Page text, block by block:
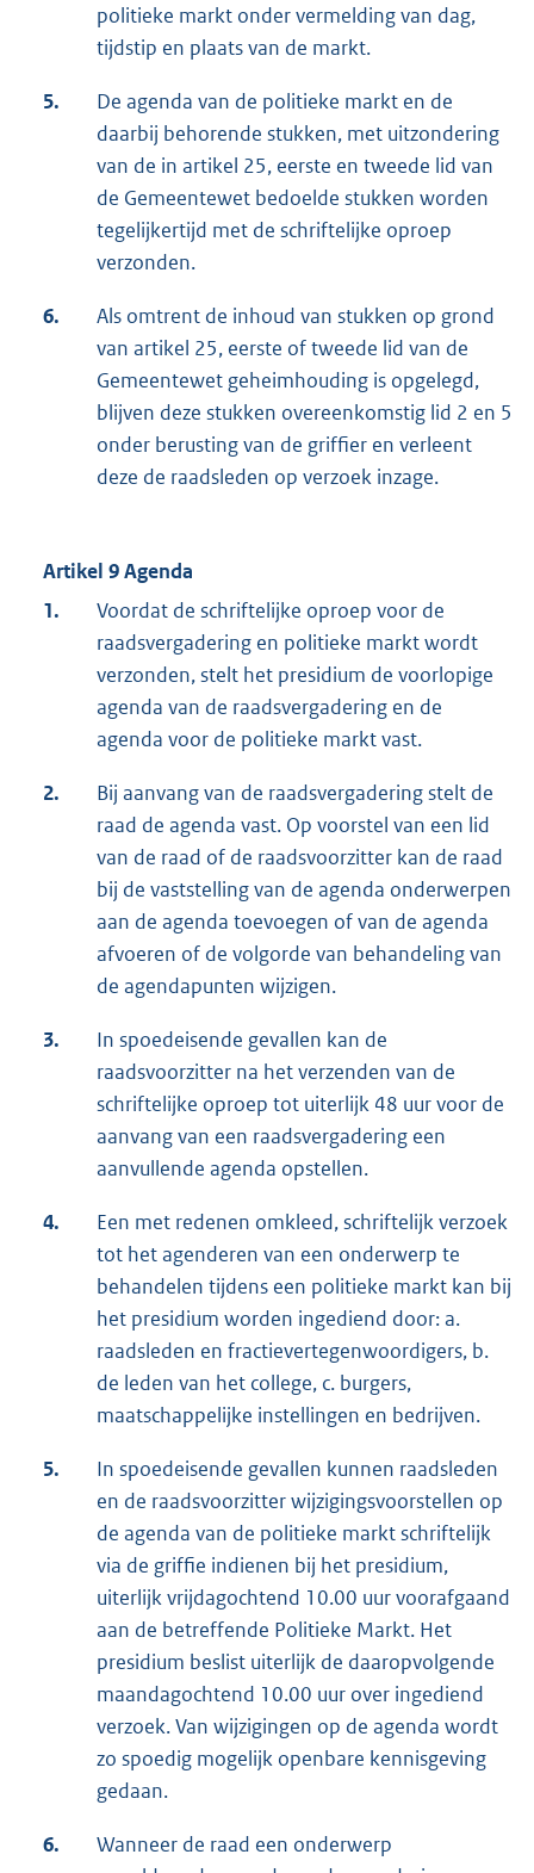
politieke markt onder vermelding van dag,
tijdstip en plaats van de markt.
5.
De agenda van de politieke markt en de
daarbij behorende stukken, met uitzondering
van de in artikel 25, eerste en tweede lid van
de Gemeentewet bedoelde stukken worden
tegelijkertijd met de schriftelijke oproep
verzonden.
6.
Als omtrent de inhoud van stukken op grond
van artikel 25, eerste of tweede lid van de
Gemeentewet geheimhouding is opgelegd,
blijven deze stukken overeenkomstig lid 2 en 5
onder berusting van de griffier en verleent
deze de raadsleden op verzoek inzage.
Artikel 9 Agenda
1.
Voordat de schriftelijke oproep voor de
raadsvergadering en politieke markt wordt
verzonden, stelt het presidium de voorlopige
agenda van de raadsvergadering en de
agenda voor de politieke markt vast.
2.
Bij aanvang van de raadsvergadering stelt de
raad de agenda vast. Op voorstel van een lid
van de raad of de raadsvoorzitter kan de raad
bij de vaststelling van de agenda onderwerpen
aan de agenda toevoegen of van de agenda
afvoeren of de volgorde van behandeling van
de agendapunten wijzigen.
3.
In spoedeisende gevallen kan de
raadsvoorzitter na het verzenden van de
schriftelijke oproep tot uiterlijk 48 uur voor de
aanvang van een raadsvergadering een
aanvullende agenda opstellen.
4.
Een met redenen omkleed, schriftelijk verzoek
tot het agenderen van een onderwerp te
behandelen tijdens een politieke markt kan bij
het presidium worden ingediend door: a.
raadsleden en fractievertegenwoordigers, b.
de leden van het college, c. burgers,
maatschappelijke instellingen en bedrijven.
5.
In spoedeisende gevallen kunnen raadsleden
en de raadsvoorzitter wijzigingsvoorstellen op
de agenda van de politieke markt schriftelijk
via de griffie indienen bij het presidium,
uiterlijk vrijdagochtend 10.00 uur voorafgaand
aan de betreffende Politieke Markt. Het
presidium beslist uiterlijk de daaropvolgende
maandagochtend 10.00 uur over ingediend
verzoek. Van wijzigingen op de agenda wordt
zo spoedig mogelijk openbare kennisgeving
gedaan.
6.
Wanneer de raad een onderwerp